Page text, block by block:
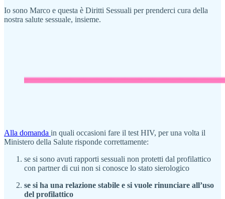
Io sono Marco e questa è Diritti Sessuali per prenderci cura della
nostra salute sessuale, insieme.
Alla domanda in quali occasioni fare il test HIV, per una volta il
Ministero della Salute risponde correttamente:
se si sono avuti rapporti sessuali non protetti dal profilattico
con partner di cui non si conosce lo stato sierologico
se si ha una relazione stabile e si vuole rinunciare all’uso
del profilattico